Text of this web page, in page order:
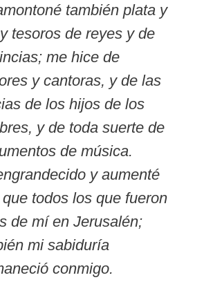
también plata y
tesoros de reyes y de
me hice de
y cantoras, y de las
de los hijos de los
y de toda suerte de
de música.
y aumenté
todos los que fueron
de mí en Jerusalén;
mi sabiduría
conmigo.